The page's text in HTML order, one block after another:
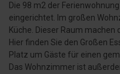
Die 98 m2 der
eingerichtet. Im großen
Küche. Dieser Raum machen
Hier finden Sie den Großen
Platz um Gäste für einen
Das Wohnzimmer ist